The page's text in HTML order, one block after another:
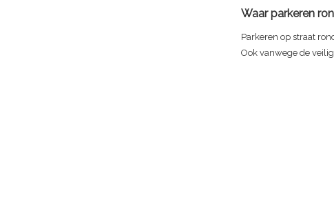
Waar parkeren
Parkeren op straat
Ook vanwege de